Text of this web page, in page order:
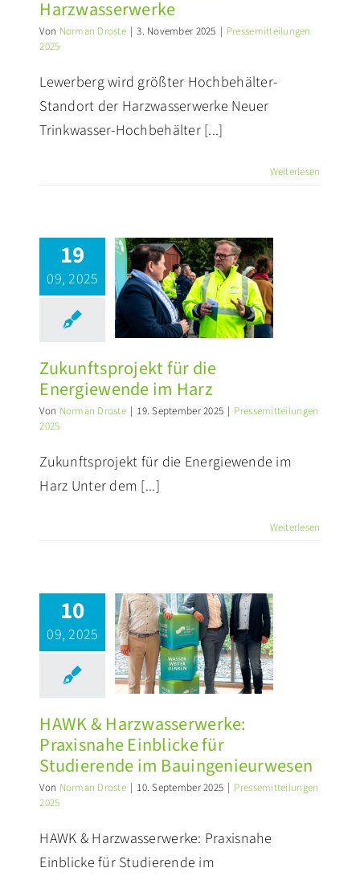
PRESSE
Harzwasserwerke
Von Norman Droste | 3. November 2025 | Pressemitteilungen
2025
Lewerberg wird größter Hochbehälter-
Standort der Harzwasserwerke Neuer
Trinkwasser-Hochbehälter [...]
Weiterlesen
19
09, 2025
für die
im Harz
Zukunftsprojekt für die
Energiewende im Harz
Von Norman Droste | 19. September 2025 | Pressemitteilungen
2025
Zukunftsprojekt für die Energiewende im
Harz Unter dem [...]
Weiterlesen
10
09, 2025
HAWK &
für
im
2025
HAWK & Harzwasserwerke:
Praxisnahe Einblicke für
Studierende im Bauingenieurwesen
Von Norman Droste | 10. September 2025 | Pressemitteilungen
2025
HAWK & Harzwasserwerke: Praxisnahe
Einblicke für Studierende im